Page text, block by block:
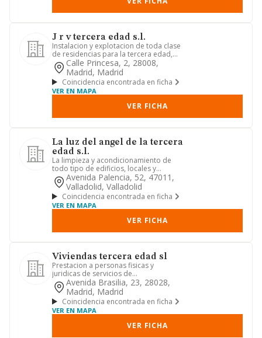
J r v tercera edad s.l.
Instalacion y explotacion de toda clase
de residencias para la tercera edad,
asi como de toda clase...
Calle Princesa, 2, 28008,
Madrid, Madrid
Coincidencia encontrada en ficha
VER EN MAPA
VER FICHA
La luz del angel de la tercera
edad s.l.
La limpieza y acondicionamiento de
todo tipo de edificios, locales y
viviendas. el cuidado, auxilio...
Avenida Palencia, 52, 47011,
Valladolid, Valladolid
Coincidencia encontrada en ficha
VER EN MAPA
VER FICHA
Viviendas tercera edad sl
Prestacion a personas fisicas y
juridicas de servicios de
asesoramiento juridico, contable,
financi...
Avenida Brasilia, 23, 28028,
Madrid, Madrid
Coincidencia encontrada en ficha
VER EN MAPA
VER FICHA